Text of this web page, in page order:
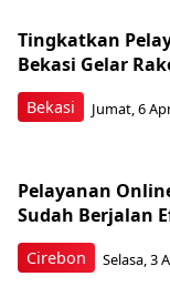
Bekasi
Tingkatkan
Bekasi Gelar
Jumat, 6
Cirebon
Pelayanan
Sudah Berjalan
Selasa, 3